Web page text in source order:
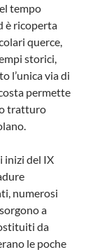
tempo
è ricoperta
querce,
storici,
l’unica via di
permette
tratturo
inizi del IX
numerosi
a
da
le poche